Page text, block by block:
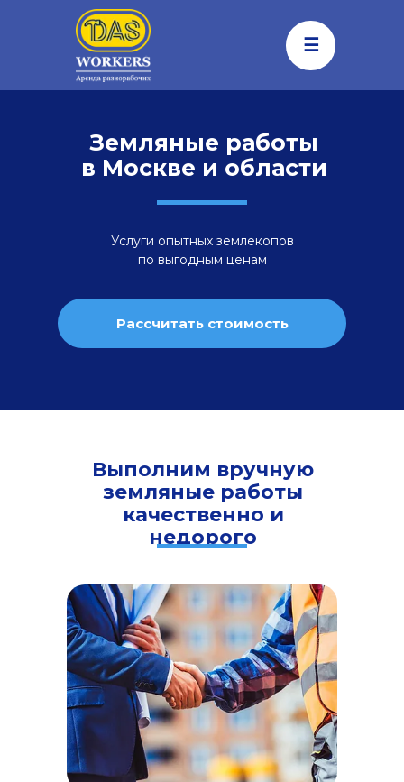
☰
Земляные работы
в Москве и области
Рассчитать стоимость
Услуги опытных землекопов
по выгодным ценам
Выполним вручную
земляные работы
качественно и
недорого